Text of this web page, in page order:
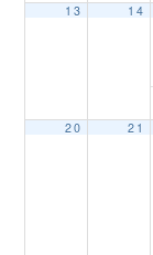
13
14
20 21